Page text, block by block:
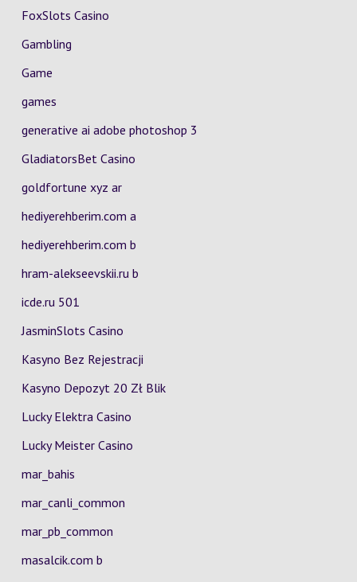
FoxSlots Casino
Gambling
Game
games
generative ai adobe photoshop 3
GladiatorsBet Casino
goldfortune xyz ar
hediyerehberim.com a
hediyerehberim.com b
hram-alekseevskii.ru b
icde.ru 501
JasminSlots Casino
Kasyno Bez Rejestracji
Kasyno Depozyt 20 Zł Blik
Lucky Elektra Casino
Lucky Meister Casino
mar_bahis
mar_canli_common
mar_pb_common
masalcik.com b